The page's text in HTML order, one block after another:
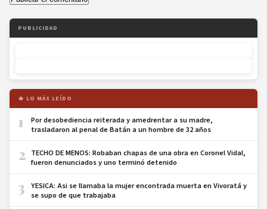
PUBLICIDAD
🔥 LO MÁS LEÍDO
1
Por desobediencia reiterada y amedrentar a su madre,
trasladaron al penal de Batán a un hombre de 32 años
2 TECHO DE MENOS: Robaban chapas de una obra en Coronel Vidal,
fueron denunciados y uno terminó detenido
3
YESICA: Asi se llamaba la mujer encontrada muerta en Vivoratá y
se supo de que trabajaba